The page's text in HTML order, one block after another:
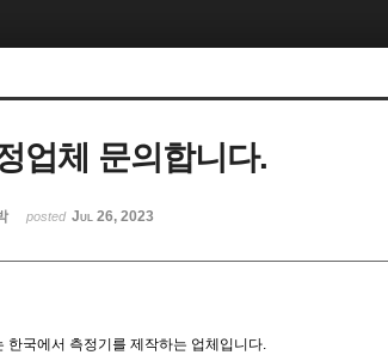
업체 문의합니다.
posted Jul 26, 2023
한국에서 측정기를 제작하는 업체입니다.